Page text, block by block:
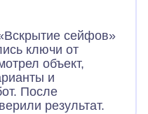
сейфов»
ключи от
объект,
и
После
результат.